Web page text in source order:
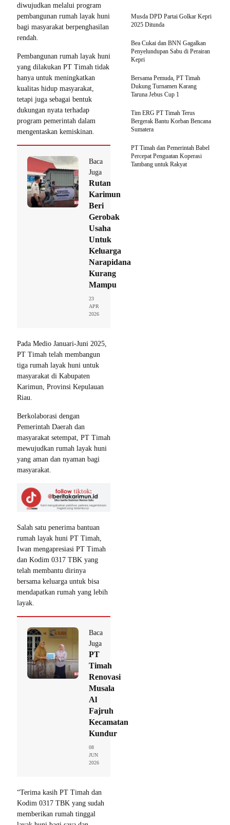
diwujudkan melalui program
pembangunan rumah layak huni
bagi masyarakat berpenghasilan
rendah.
Pembangunan rumah layak huni
yang dilakukan PT Timah tidak
hanya untuk meningkatkan
kualitas hidup masyarakat,
tetapi juga sebagai bentuk
dukungan nyata terhadap
program pemerintah dalam
mengentaskan kemiskinan.
Baca
Juga
Rutan
Karimun
Beri
Gerobak
Usaha
Untuk
Keluarga
Narapidana
Kurang
Mampu
23
APR
2026
Pada Medio Januari-Juni 2025,
PT Timah telah membangun
tiga rumah layak huni untuk
masyarakat di Kabupaten
Karimun, Provinsi Kepulauan
Riau.
Berkolaborasi dengan
Pemerintah Daerah dan
masyarakat setempat, PT Timah
mewujudkan rumah layak huni
yang aman dan nyaman bagi
masyarakat.
Salah satu penerima bantuan
rumah layak huni PT Timah,
Iwan mengapresiasi PT Timah
dan Kodim 0317 TBK yang
telah membantu dirinya
bersama keluarga untuk bisa
mendapatkan rumah yang lebih
layak.
Baca
Juga
PT
Timah
Renovasi
Musala
Al
Fajruh
Kecamatan
Kundur
08
JUN
2026
“Terima kasih PT Timah dan
Kodim 0317 TBK yang sudah
memberikan rumah tinggal
Musda DPD Partai Golkar Kepri
2025 Ditunda
Bea Cukai dan BNN Gagalkan
Penyelundupan Sabu di Perairan
Kepri
Bersama Pemuda, PT Timah
Dukung Turnamen Karang
Taruna Jebus Cup 1
Tim ERG PT Timah Terus
Bergerak Bantu Korban Bencana
Sumatera
PT Timah dan Pemerintah Babel
Percepat Penguatan Koperasi
Tambang untuk Rakyat